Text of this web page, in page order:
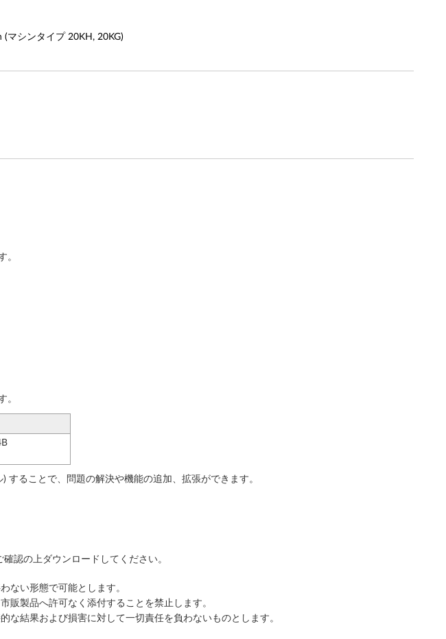
マシンタイプ 20KH, 20KG)
。
。
ることで、問題の解決や機能の追加、拡張ができます。
認の上ダウンロードしてください。
ない形態で可能とします。
販製品へ許可なく添付することを禁止します。
な結果および損害に対して一切責任を負わないものとします。